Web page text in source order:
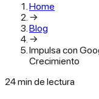
Home
→
Blog
→
Impulsa con
Crecimiento
24min de lectura